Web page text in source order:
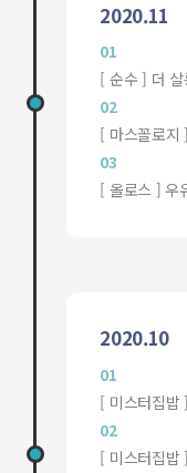
2020.11
01
[ 순수 ] 더 살
02
[ 마스꼴로지
03
[ 올로스 ] 우
2020.10
01
[ 미스터집밥
02
[ 미스터집밥